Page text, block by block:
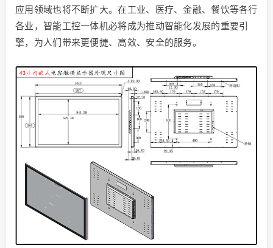
应用领域也将不断扩大。在工业、医疗、金融、餐饮等各行
各业，智能工控一体机必将成为推动智能化发展的重要引
擎，为人们带来更便捷、高效、安全的服务。